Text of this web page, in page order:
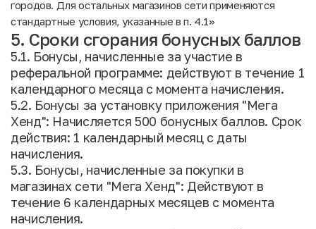
городов. Для остальных магазинов сети применяются
стандартные условия, указанные в п. 4.1»
5. Сроки сгорания бонусных баллов
5.1. Бонусы, начисленные за участие в
реферальной программе: действуют в течение 1
календарного месяца с момента начисления.
5.2. Бонусы за установку приложения "Мега
Хенд": Начисляется 500 бонусных баллов. Срок
действия: 1 календарный месяц с даты
начисления.
5.3. Бонусы, начисленные за покупки в
магазинах сети "Мега Хенд": Действуют в
течение 6 календарных месяцев с момента
начисления.